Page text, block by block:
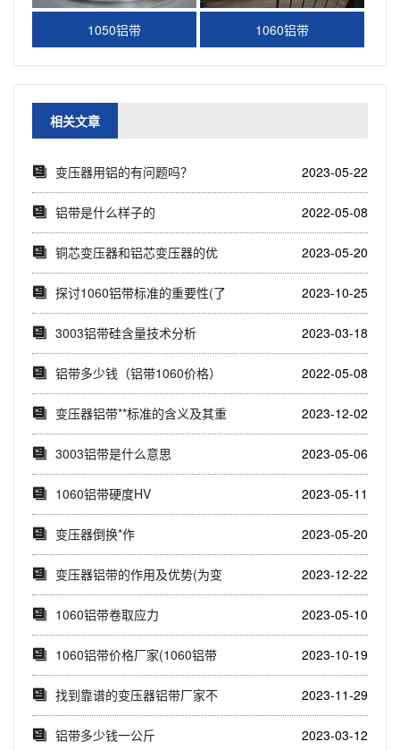
1050铝带 1060铝带
相关文章
变压器用铝的有问题吗？ 2023-05-22
铝带是什么样子的 2022-05-08
铜芯变压器和铝芯变压器的优
缺点
2023-05-20
探讨1060铝带标准的重要性(了
解1060...
2023-10-25
3003铝带硅含量技术分析 2023-03-18
铝带多少钱（铝带1060价格） 2022-05-08
变压器铝带**标准的含义及其重
要性(标准化...
2023-12-02
3003铝带是什么意思 2023-05-06
1060铝带硬度HV 2023-05-11
变压器倒换*作 2023-05-20
变压器铝带的作用及优势(为变
压器提供导电性...
2023-12-22
1060铝带卷取应力 2023-05-10
1060铝带价格厂家(1060铝带
价格厂家...
2023-10-19
找到靠谱的变压器铝带厂家不
再难！(一站式解...
2023-11-29
铝带多少钱一公斤 2023-03-12